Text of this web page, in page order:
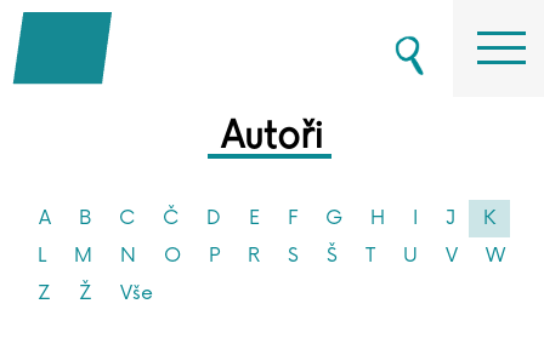
Autoři
A B C Č D E F G H I J
K
L
M N O P R S Š T U V
W
Z
Ž Vše